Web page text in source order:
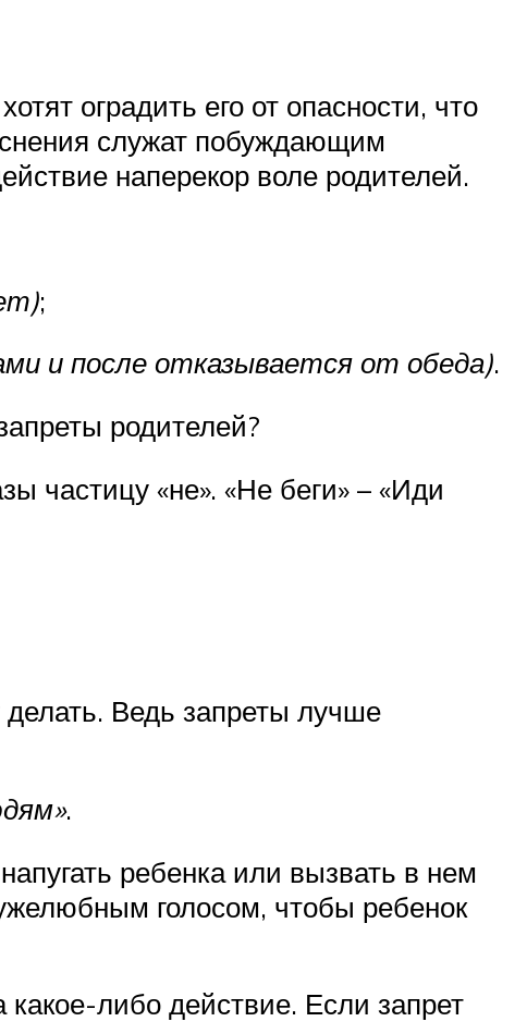
оградить его от опасности, что
служат побуждающим
наперекор воле родителей.
;
и после отказывается от обеда).
родителей?
частицу «не». «Не беги» – «Иди
Ведь запреты лучше
.
ребенка или вызвать в нем
голосом, чтобы ребенок
либо действие. Если запрет